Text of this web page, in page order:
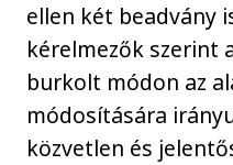
ellen két beadvány
kérelmezők szerint
burkolt módon az
módosítására
közvetlen és